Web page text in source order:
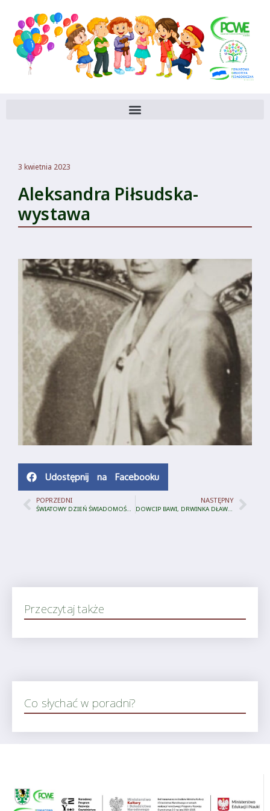
3 kwietnia 2023
Aleksandra Piłsudska-
wystawa
Udostępnij na Facebooku
POPRZEDNI
ŚWIATOWY DZIEŃ ŚWIADOMOŚCI AUTYZMU
NASTĘPNY
DOWCIP BAWI, DRWINKA DŁAWI.ALEKSANDER FREDRO Z BLISKA
Przeczytaj także
Co słychać w poradni?